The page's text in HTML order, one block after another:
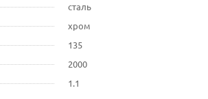
сталь
хром
135
2000
1.1